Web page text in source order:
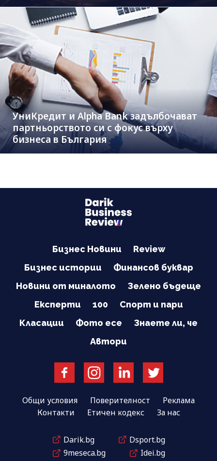
УниКредит и Alpha Bank задълбочават
партньорството си с фокус върху
бизнеса в България
Бизнес Новини
Review
Бизнес истории
Финансов буквар
Новини от миналото
Зелено бъдеще
Експерти
100
Спорт и пари
Класации
Фото есе
Знаете ли, че
Автори
Общи условия Поверителност
Реклама
Контакти
Етичен кодекс За нас
Darik.bg
Dsport.bg
9meseca.bg
Idei.bg